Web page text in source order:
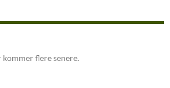
flere senere.